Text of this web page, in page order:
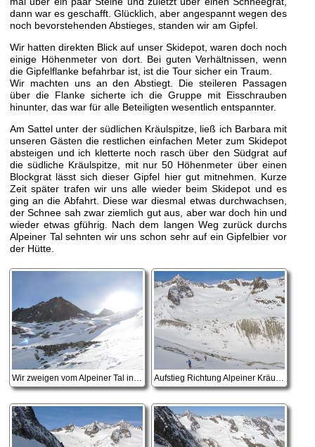
dann war es geschafft. Glücklich, aber angespannt wegen des
noch bevorstehenden Abstieges, standen wir am Gipfel.
Wir hatten direkten Blick auf unser Skidepot, waren doch noch
einige Höhenmeter von dort. Bei guten Verhältnissen, wenn
die Gipfelflanke befahrbar ist, ist die Tour sicher ein Traum.
Wir machten uns an den Abstiegt. Die steileren Passagen
über die Flanke sicherte ich die Gruppe mit Eisschrauben
hinunter, das war für alle Beteiligten wesentlich entspannter.
Am Sattel unter der südlichen Kräulspitze, ließ ich Barbara mit
unseren Gästen die restlichen einfachen Meter zum Skidepot
absteigen und ich kletterte noch rasch über den Südgrat auf
die südliche Kräulspitze, mit nur 50 Höhenmeter über einen
Blockgrat lässt sich dieser Gipfel hier gut mitnehmen. Kurze
Zeit später trafen wir uns alle wieder beim Skidepot und es
ging an die Abfahrt. Diese war diesmal etwas durchwachsen,
der Schnee sah zwar ziemlich gut aus, aber war doch hin und
wieder etwas gführig. Nach dem langen Weg zurück durchs
Alpeiner Tal sehnten wir uns schon sehr auf ein Gipfelbier vor
der Hütte.